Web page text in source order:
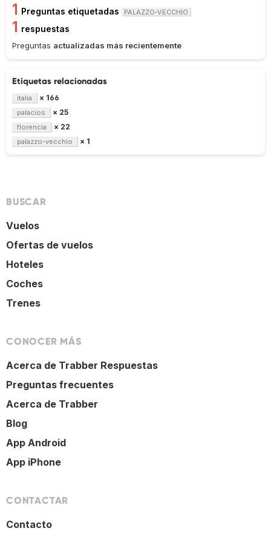
1 Preguntas etiquetadas PALAZZO-VECCHIO
1 respuestas
Preguntas actualizadas más recientemente
Etiquetas relacionadas
italia × 166
palacios × 25
florencia × 22
palazzo-vecchio × 1
BUSCAR
Vuelos
Ofertas de vuelos
Hoteles
Coches
Trenes
CONOCER MÁS
Acerca de Trabber Respuestas
Preguntas frecuentes
Acerca de Trabber
Blog
App Android
App iPhone
CONTACTAR
Contacto